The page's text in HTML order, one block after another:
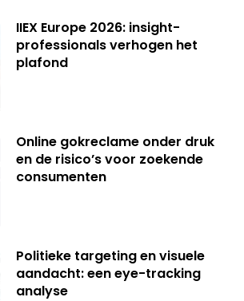
IIEX Europe 2026: insight-
professionals verhogen het
plafond
Online gokreclame onder druk
en de risico’s voor zoekende
consumenten
Politieke targeting en visuele
aandacht: een eye-tracking
analyse